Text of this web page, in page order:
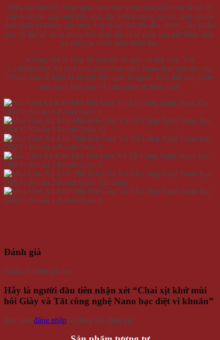
Điều đặc biệt về công nghệ nano bạc trong sản phẩm này là nó ức
chế vi khuẩn gây mùi hiệu quả, đặc biệt là dạng xịt trực tiếp vào bề
mặt chứa vi khuẩn gây mùi. Với dung tích lên đến 200ml, sản phẩm
này có thể sử dụng trong thời gian dài và sẽ giúp bạn giữ được giày
và dép của mình luôn thơm tho.
Không còn lo lắng về mùi hôi từ giày và dép nữa. Với
Lọ/Bình/Chai Xịt khử mùi giày công nghệ Nano Bạc mùi dịu nhẹ
200ml, bạn sẽ luôn tự tin khi diện giày ra ngoài. Hãy thử sản phẩm
này ngay hôm nay và cảm nhận sự khác biệt!
Đánh giá
Chưa có đánh giá nào.
Hãy là người đầu tiên nhận xét “Chai xịt khử mùi
hôi Giày và Tất công nghệ Nano bạc diệt vi khuẩn”
Bạn phải đăng nhập để đăng bài đánh giá.